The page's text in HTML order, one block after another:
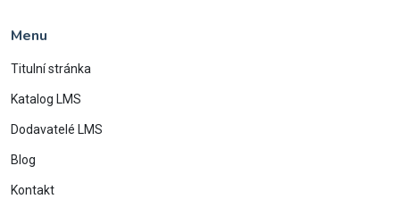
Menu
Titulní stránka
Katalog LMS
Dodavatelé LMS
Blog
Kontakt